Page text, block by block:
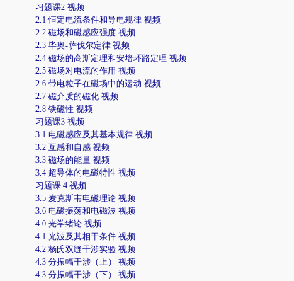
习题课2 视频
2.1 恒定电流条件和导电规律 视频
2.2 磁场和磁感应强度 视频
2.3 毕奥-萨伐尔定律 视频
2.4 磁场的高斯定理和安培环路定理 视频
2.5 磁场对电流的作用 视频
2.6 带电粒子在磁场中的运动 视频
2.7 磁介质的磁化 视频
2.8 铁磁性 视频
习题课3 视频
3.1 电磁感应及其基本规律 视频
3.2 互感和自感 视频
3.3 磁场的能量 视频
3.4 超导体的电磁特性 视频
习题课 4 视频
3.5 麦克斯韦电磁理论 视频
3.6 电磁振荡和电磁波 视频
4.0 光学绪论 视频
4.1 光波及其相干条件 视频
4.2 杨氏双缝干涉实验 视频
4.3 分振幅干涉（上） 视频
4.3 分振幅干涉（下） 视频